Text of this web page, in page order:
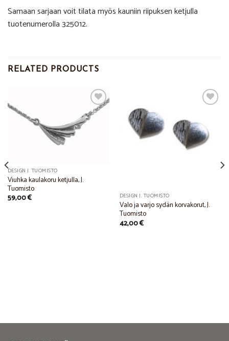
Samaan sarjaan voit tilata myös kauniin riipuksen ketjulla
tuotenumerolla 325012.
RELATED PRODUCTS
DESIGN J. TUOMISTO
Viuhka kaulakoru ketjulla, J.
Tuomisto
59,00€
Add to
Wishlist
DESIGN J. TUOMISTO
Valo ja varjo sydän korvakorut, J.
Tuomisto
42,00€